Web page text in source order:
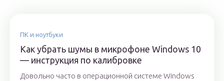
ПК и ноутбуки
Как убрать шумы в микрофоне Windows 10
— инструкция по калибровке
Довольно часто в операционной системе Windows